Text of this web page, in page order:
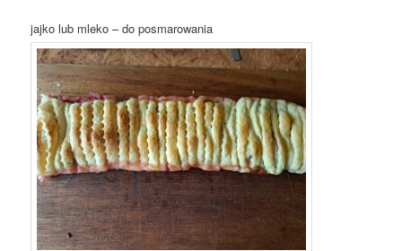
jajko lub mleko – do posmarowania